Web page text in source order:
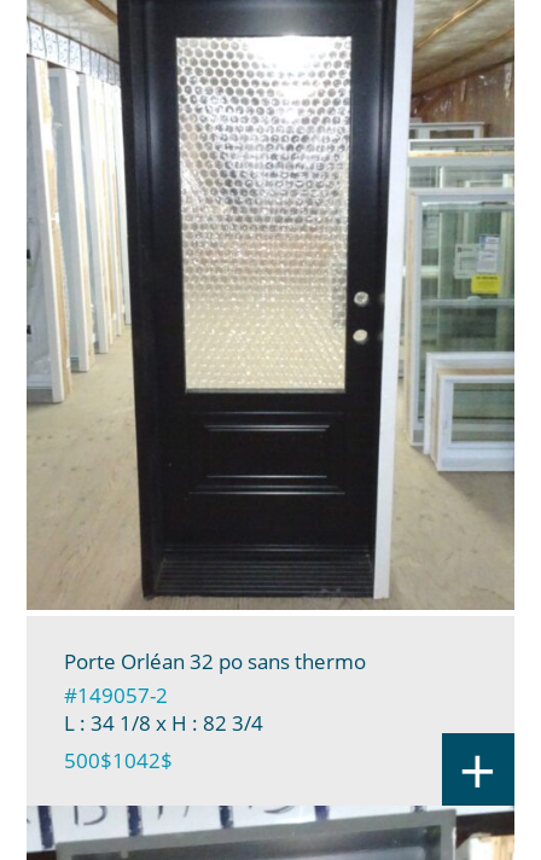
Porte Orléan 32 po sans thermo
#149057-2
L : 34 1/8 x H : 82 3/4
500$1042$ +